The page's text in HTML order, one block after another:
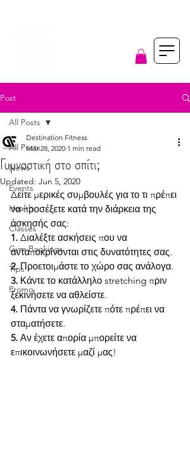
Post
All Posts
News
Events
Health
Classes
Gym Bookings
Tips
Promo
All Posts
Γυμναστική στο σπίτι;
Destination Fitness
Mar 28, 2020 1 min read
Updated: Jun 5, 2020
Δείτε μερικές συμβουλές για το τι πρέπει
να προσέξετε κατά την διάρκεια της
άσκησής σας:
1. Διαλέξτε ασκήσεις που να
ανταποκρίνονται στις δυνατότητες σας.
2. Προετοιμάστε το χώρο σας ανάλογα.
3. Κάντε το κατάλληλο stretching πριν
ξεκινήσετε να αθλείστε.
4. Πάντα να γνωρίζετε πότε πρέπει να
σταματήσετε.
5. Αν έχετε απορία μπορείτε να
επικοινωνήσετε μαζί μας!